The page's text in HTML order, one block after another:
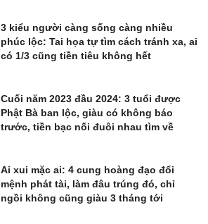
3 kiểu người càng sống càng nhiều
phúc lộc: Tai họa tự tìm cách tránh xa, ai
có 1/3 cũng tiền tiêu không hết
Cuối năm 2023 đầu 2024: 3 tuổi được
Phật Bà ban lộc, giàu có không báo
trước, tiền bạc nối đuôi nhau tìm về
Ai xui mặc ai: 4 cung hoàng đạo đổi
mệnh phát tài, làm đâu trúng đó, chỉ
ngồi không cũng giàu 3 tháng tới